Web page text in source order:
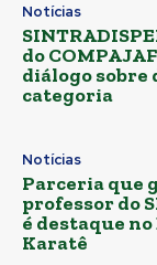
Notícias
do
diálogo sobre
categoria
Notícias
Parceria que
professor do
é destaque
Karatê